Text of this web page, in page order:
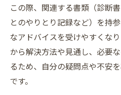
この際、関連する書類（診断
とのやりとり記録など）を持
なアドバイスを受けやすくな
から解決方法や見通し、必要
るため、自分の疑問点や不安
です。